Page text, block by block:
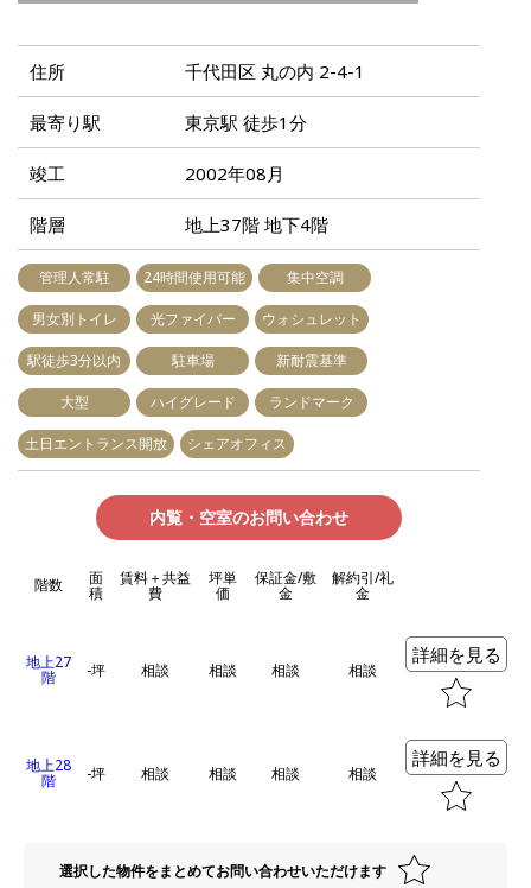
住所 千代田区 丸の内 2-4-1
最寄り駅 東京駅 徒歩1分
竣工 2002年08月
階層 地上37階 地下4階
管理人常駐 24時間使用可能 集中空調
男女別トイレ 光ファイバー ウォシュレット
駅徒歩3分以内 駐車場 新耐震基準
大型 ハイグレード ランドマーク
土日エントランス開放 シェアオフィス
内覧・空室のお問い合わせ
階数 面
積
賃料＋共益
費
坪単
価
保証金/敷
金
解約引/礼
金
地上27
階 -坪 相談 相談 相談 相談
詳細を見る
地上28
階 -坪 相談 相談 相談 相談
詳細を見る
選択した物件をまとめてお問い合わせいただけます